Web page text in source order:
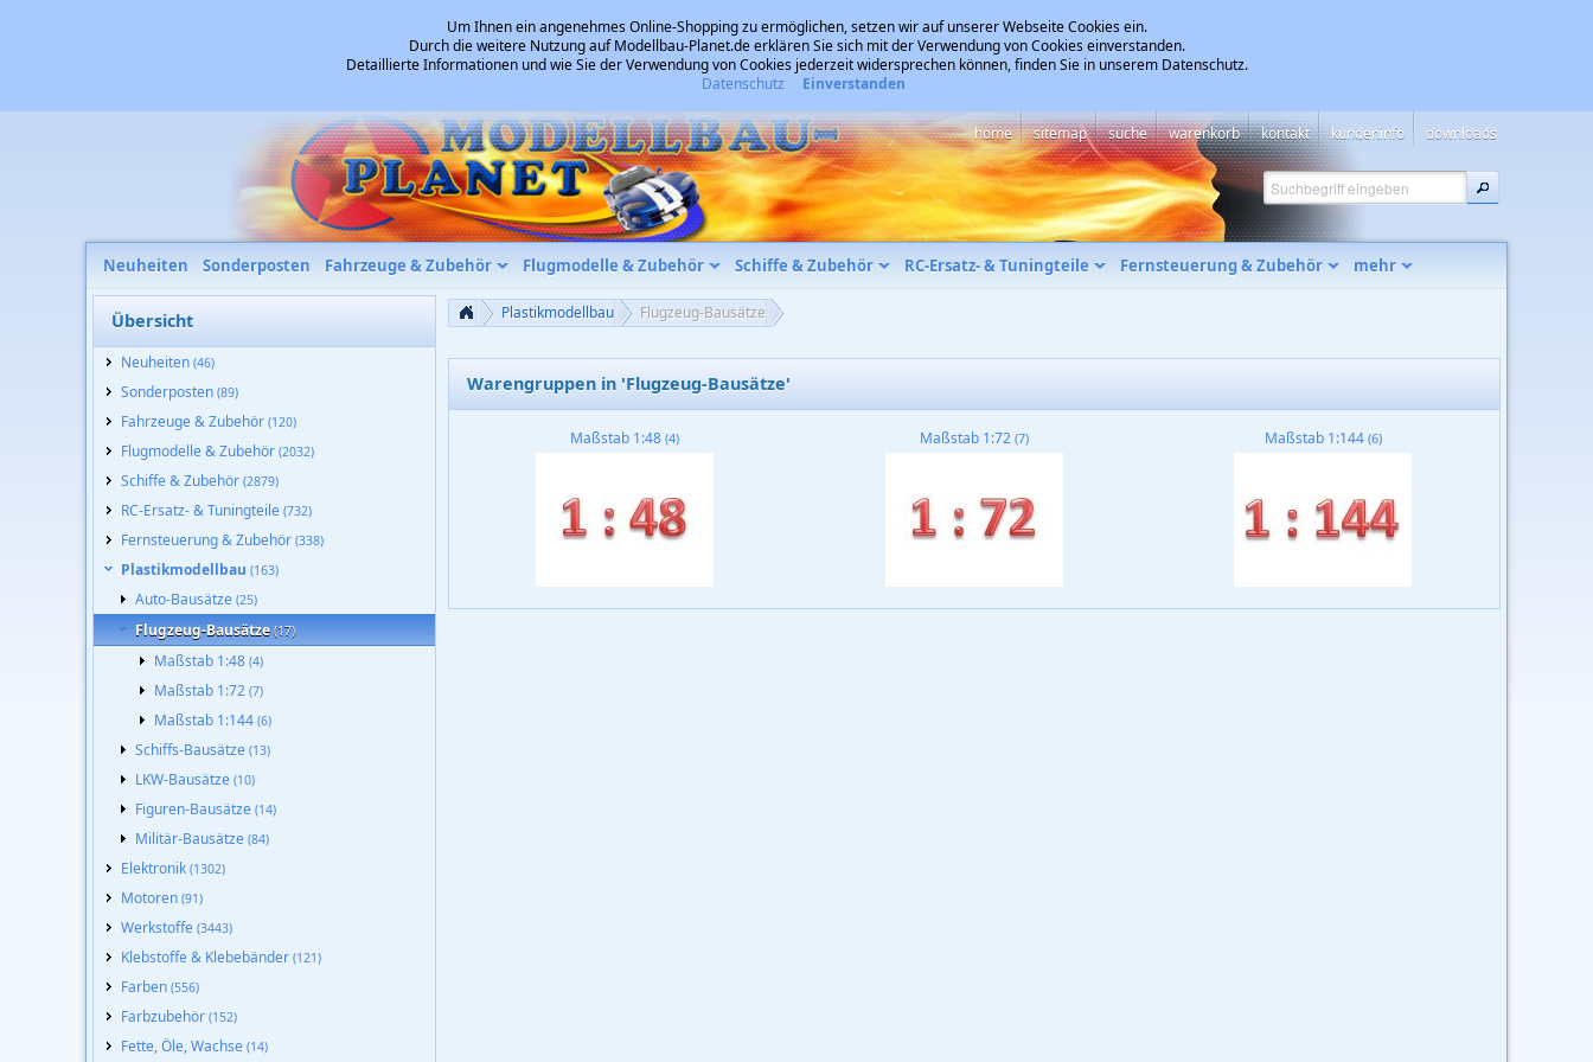
home sitemap suche warenkorb kontakt kundeninfo downloads
Neuheiten Sonderposten Fahrzeuge & Zubehör Flugmodelle & Zubehör Schiffe & Zubehör RC-Ersatz- & Tuningteile Fernsteuerung & Zubehör mehr
Übersicht
Neuheiten (46)
Sonderposten (89)
Fahrzeuge & Zubehör (120)
Flugmodelle & Zubehör (2032)
Schiffe & Zubehör (2879)
RC-Ersatz- & Tuningteile (732)
Fernsteuerung & Zubehör (338)
Plastikmodellbau (163)
Auto-Bausätze (25)
Flugzeug-Bausätze (17)
Maßstab 1:48 (4)
Maßstab 1:72 (7)
Maßstab 1:144 (6)
Schiffs-Bausätze (13)
LKW-Bausätze (10)
Figuren-Bausätze (14)
Militär-Bausätze (84)
Elektronik (1302)
Motoren (91)
Werkstoffe (3443)
Klebstoffe & Klebebänder (121)
Farben (556)
Farbzubehör (152)
Fette, Öle, Wachse (14)
Um Ihnen ein angenehmes Online-Shopping zu ermöglichen, setzen wir auf unserer Webseite Cookies ein.
Durch die weitere Nutzung auf Modellbau-Planet.de erklären Sie sich mit der Verwendung von Cookies einverstanden.
Detaillierte Informationen und wie Sie der Verwendung von Cookies jederzeit widersprechen können, finden Sie in unserem Datenschutz.
Datenschutz
Einverstanden
Plastikmodellbau Flugzeug-Bausätze
Warengruppen in 'Flugzeug-Bausätze'
Maßstab 1:48(4) Maßstab 1:72 (7) Maßstab 1:144 (6)